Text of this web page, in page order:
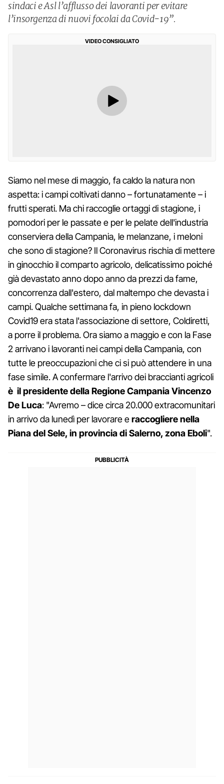
sindaci e Asl l’afflusso dei lavoranti per evitare
l’insorgenza di nuovi focolai da Covid-19”.
VIDEO CONSIGLIATO
Siamo nel mese di maggio, fa caldo la natura non
aspetta: i campi coltivati danno – fortunatamente – i
frutti sperati. Ma chi raccoglie ortaggi di stagione, i
pomodori per le passate e per le pelate dell'industria
conserviera della Campania, le melanzane, i meloni
che sono di stagione? Il Coronavirus rischia di mettere
in ginocchio il comparto agricolo, delicatissimo poiché
già devastato anno dopo anno da prezzi da fame,
concorrenza dall'estero, dal maltempo che devasta i
campi. Qualche settimana fa, in pieno lockdown
Covid19 era stata l'associazione di settore, Coldiretti,
a porre il problema. Ora siamo a maggio e con la Fase
2 arrivano i lavoranti nei campi della Campania, con
tutte le preoccupazioni che ci si può attendere in una
fase simile. A confermare l'arrivo dei braccianti agricoli
è il presidente della Regione Campania Vincenzo
De Luca: "Avremo – dice circa 20.000 extracomunitari
in arrivo da lunedì per lavorare eraccogliere nella
Piana del Sele, in provincia di Salerno, zona Eboli".